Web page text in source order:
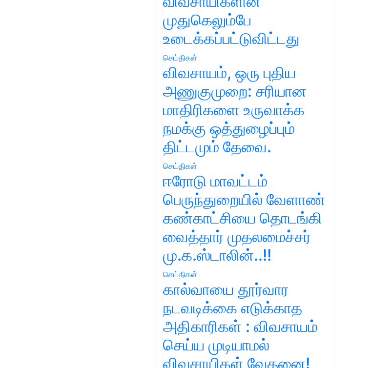
முதுகெலும்பே
உடைக்கப்பட்டுவிட்டது
செய்திகள்
விவசாயம், ஒரு புதிய
அணுகுமுறை: சரியான
மாதிரிகளை உருவாக்க
நமக்கு ஒத்துழைப்பும்
திட்டமும் தேவை.
செய்திகள்
ஈரோடு மாவட்டம்
பெருந்துறையில் வேளாண்
கண்காட்சியை தொடங்கி
வைத்தார் முதலமைச்சர்
மு.க.ஸ்டாலின்..!!
செய்திகள்
கால்வாயை தூர்வார
நடவடிக்கை எடுக்காத
அதிகாரிகள் : விவசாயம்
செய்ய முடியாமல்
விவசாயிகள் வேதனை!